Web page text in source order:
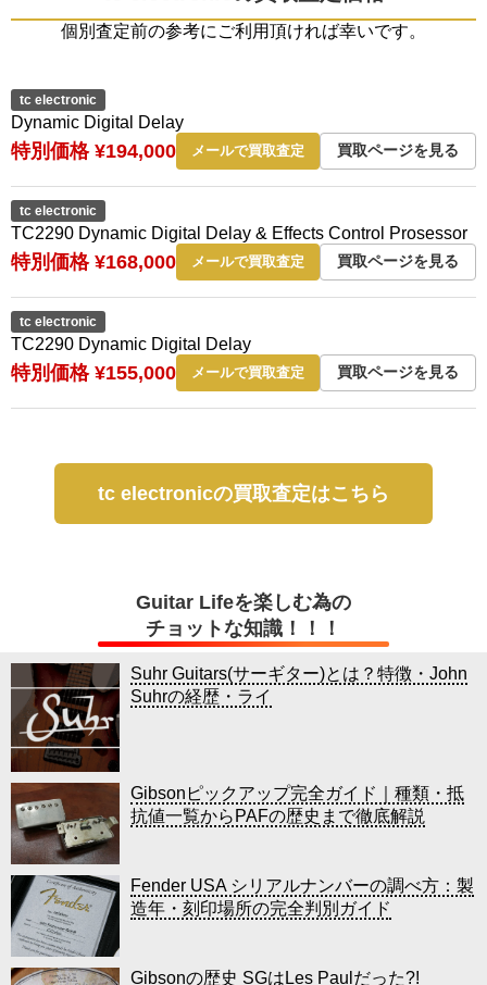
個別査定前の参考にご利用頂ければ幸いです。
tc electronic
Dynamic Digital Delay
特別価格 ¥194,000 メールで買取査定 買取ページを見る
tc electronic
TC2290 Dynamic Digital Delay & Effects Control Prosessor
特別価格 ¥168,000 メールで買取査定 買取ページを見る
tc electronic
TC2290 Dynamic Digital Delay
特別価格 ¥155,000 メールで買取査定 買取ページを見る
tc electronicの買取査定はこちら
Guitar Lifeを楽しむ為の
チョットな知識！！！
Suhr Guitars(サーギター)とは？特徴・John
Suhrの経歴・ライ
Gibsonピックアップ完全ガイド｜種類・抵
抗値一覧からPAFの歴史まで徹底解説
Fender USA シリアルナンバーの調べ方：製
造年・刻印場所の完全判別ガイド
Gibsonの歴史 SGはLes Paulだった?!